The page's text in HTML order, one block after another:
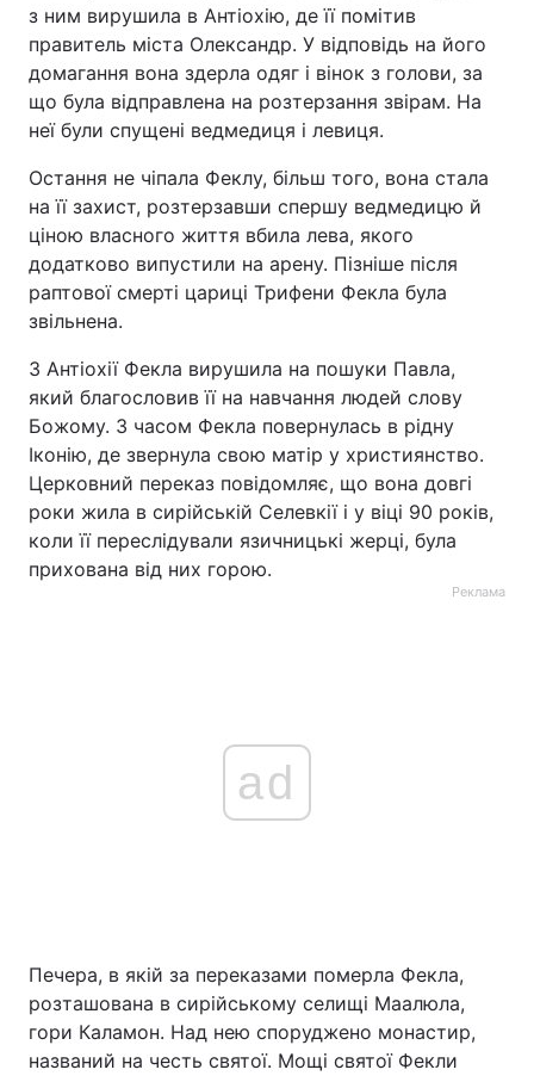
Тема оформлення
з ним вирушила в Антіохію, де її помітив
правитель міста Олександр. У відповідь на його
домагання вона здерла одяг і вінок з голови, за
що була відправлена на розтерзання звірам. На
неї були спущені ведмедиця і левиця.
Остання не чіпала Феклу, більш того, вона стала
на її захист, розтерзавши спершу ведмедицю й
ціною власного життя вбила лева, якого
додатково випустили на арену. Пізніше після
раптової смерті цариці Трифени Фекла була
звільнена.
З Антіохії Фекла вирушила на пошуки Павла,
який благословив її на навчання людей слову
Божому. З часом Фекла повернулась в рідну
Іконію, де звернула свою матір у християнство.
Церковний переказ повідомляє, що вона довгі
роки жила в сирійській Селевкії і у віці 90 років,
коли її переслідували язичницькі жерці, була
прихована від них горою.
Реклама
ad
Печера, в якій за переказами померла Фекла,
розташована в сирійському селищі Маалюла,
гори Каламон. Над нею споруджено монастир,
названий на честь святої. Мощі святої Фекли